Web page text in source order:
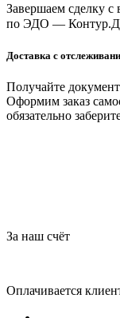
Завершаем сделку
по ЭДО —
Доставка с
Получайте
Оформим заказ
обязательно
За наш счёт
Оплачивается